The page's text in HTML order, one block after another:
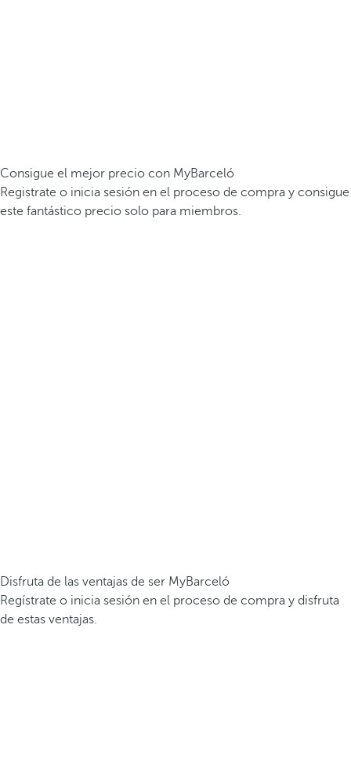
Consigue el mejor precio con MyBarceló
Registrate o inicia sesión en el proceso de compra y consigue
este fantástico precio solo para miembros.
Disfruta de las ventajas de ser MyBarceló
Regístrate o inicia sesión en el proceso de compra y disfruta
de estas ventajas.